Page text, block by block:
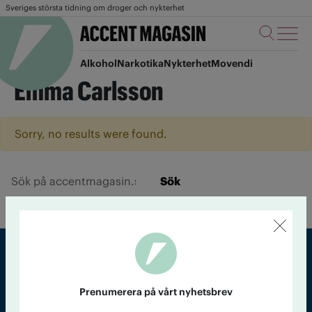
Sveriges största tidning om droger och nykterhet
AlkoholNarkotikaNykterhetMovendi
Emma Carlsson
Sorry, no results were found.
Sök
Prenumerera på vårt nyhetsbrev